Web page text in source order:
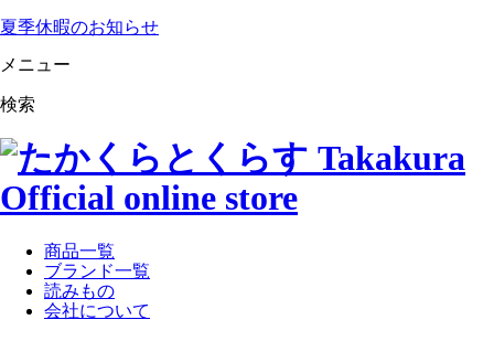
夏季休暇のお知らせ
メニュー
検索
商品一覧
ブランド一覧
読みもの
会社について